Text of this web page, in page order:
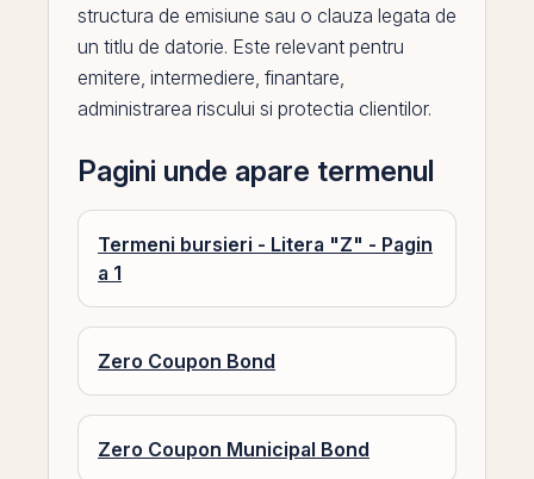
structura de emisiune sau o clauza legata de
un titlu de datorie. Este relevant pentru
emitere, intermediere, finantare,
administrarea riscului si protectia clientilor.
Pagini unde apare termenul
Termeni bursieri - Litera "Z" - Pagin
a 1
Zero Coupon Bond
Zero Coupon Municipal Bond